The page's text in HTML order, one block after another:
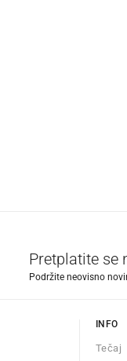
Pretplatite se
Podržite neovisno
INFO
Tečaj